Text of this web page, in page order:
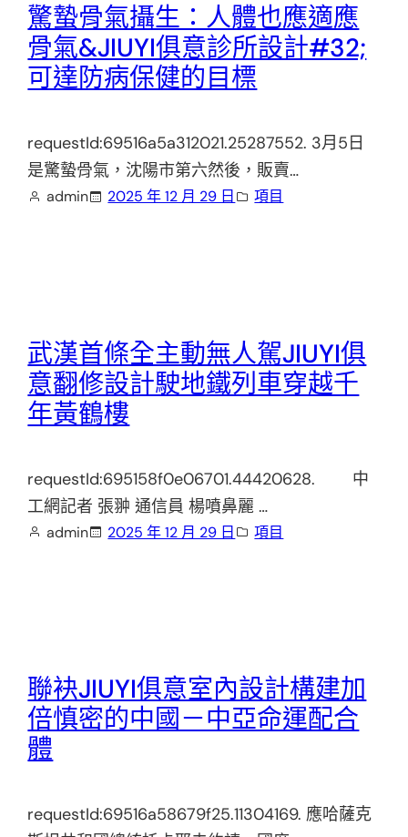
驚蟄骨氣攝生：人體也應適應
骨氣&JIUYI俱意診所設計#32;
可達防病保健的目標
requestId:69516a5a312021.25287552. 3月5日
是驚蟄骨氣，沈陽市第六然後，販賣…
admin 2025 年 12 月 29 日 項目
武漢首條全主動無人駕JIUYI俱
意翻修設計駛地鐵列車穿越千
年黃鶴樓
requestId:695158f0e06701.44420628. 中
工網記者 張翀 通信員 楊噴鼻麗 …
admin 2025 年 12 月 29 日 項目
聯袂JIUYI俱意室內設計構建加
倍慎密的中國－中亞命運配合
體
requestId:69516a58679f25.11304169. 應哈薩克